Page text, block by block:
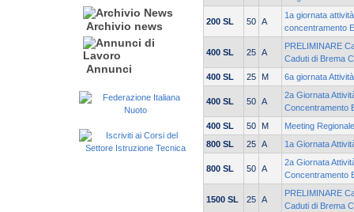
Archivio news
Annunci
200 SL 50 A
1a giornata
concentramento E
400 SL 25 A
PRELIMINARE
Caduti di Brema C
400 SL
25 M 6a giornata
400 SL 50 A
2a Giornata
Concentramento
400 SL
50 M
Meeting
800 SL
25 A 1a Giornata
800 SL 50 A
2a Giornata
Concentramento
1500 SL 25 A
PRELIMINARE
Caduti di Brema C